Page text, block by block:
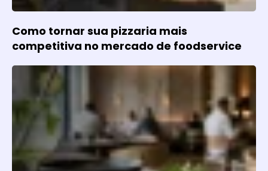
Como tornar sua pizzaria mais
competitiva no mercado de foodservice